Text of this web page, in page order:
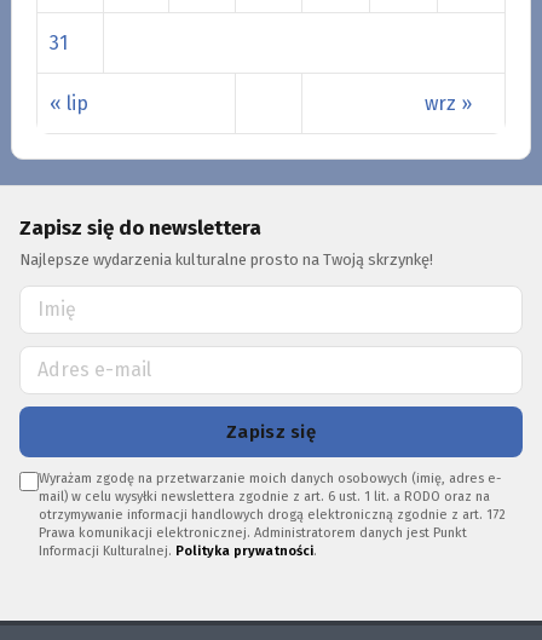
« lip wrz »
31
Zapisz się do newslettera
Najlepsze wydarzenia kulturalne prosto na Twoją skrzynkę!
Zapisz się
Wyrażam zgodę na przetwarzanie moich danych osobowych (imię, adres e-
mail) w celu wysyłki newslettera zgodnie z art. 6 ust. 1 lit. a RODO oraz na
otrzymywanie informacji handlowych drogą elektroniczną zgodnie z art. 172
Prawa komunikacji elektronicznej. Administratorem danych jest Punkt
Informacji Kulturalnej. Polityka prywatności.